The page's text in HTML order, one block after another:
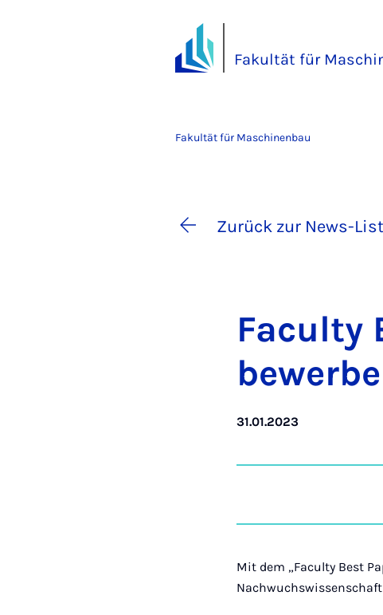
Fakultät für
Fakultät für Maschinenbau
Zurück zur News-
Fa­cul­ty
31.01.2023
Mit dem „Faculty Best